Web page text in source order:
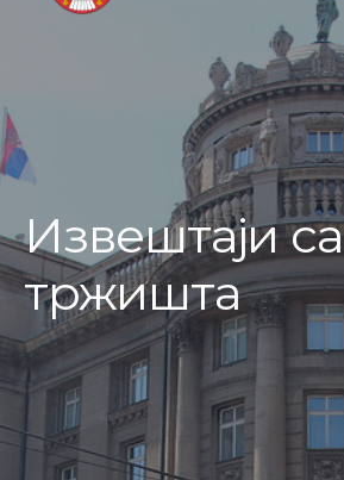
Извештаји са
тржишта